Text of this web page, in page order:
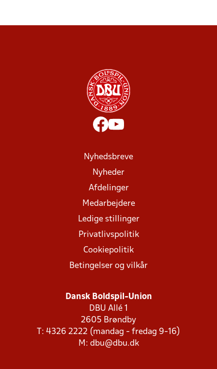
Nyhedsbreve
Nyheder
Afdelinger
Medarbejdere
Ledige stillinger
Privatlivspolitik
Cookiepolitik
Betingelser og vilkår
Dansk Boldspil-Union
DBU Allé 1
2605 Brøndby
T: 4326 2222 (mandag - fredag 9-16)
M: dbu@dbu.dk